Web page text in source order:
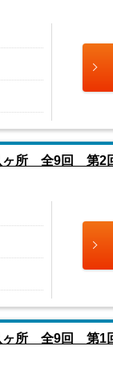
所 全9回 第2
所 全9回 第1